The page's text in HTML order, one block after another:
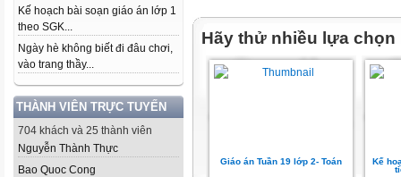
Kế hoạch bài soạn giáo án lớp 1
theo SGK...
Ngày hè không biết đi đâu chơi,
vào trang thầy...
THÀNH VIÊN TRỰC TUYẾN
704 khách và 25 thành viên
Nguyễn Thành Thực
Bao Quoc Cong
Hãy thử nhiều lựa chọn
Giáo án Tuần 19 lớp 2- Toán
Kế